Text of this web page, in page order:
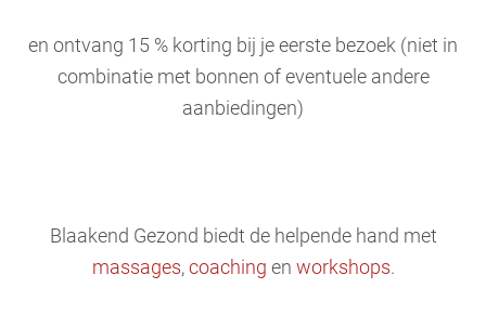
en ontvang 15 % korting bij je eerste bezoek (niet in
combinatie met bonnen of eventuele andere
aanbiedingen)
Blaakend Gezond biedt de helpende hand met
massages, coaching en workshops.